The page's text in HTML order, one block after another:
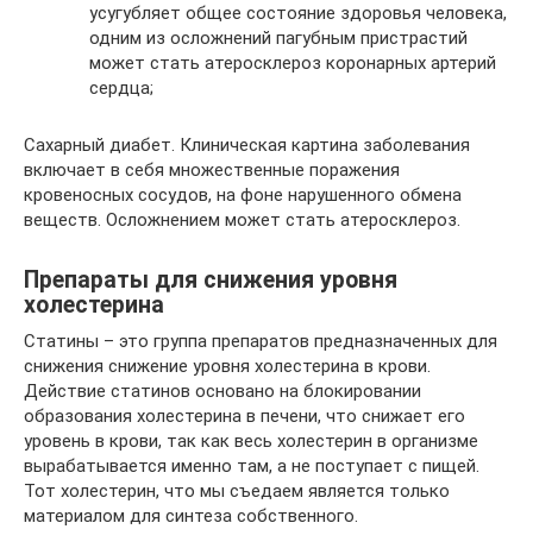
усугубляет общее состояние здоровья человека,
одним из осложнений пагубным пристрастий
может стать атеросклероз коронарных артерий
сердца;
Сахарный диабет. Клиническая картина заболевания
включает в себя множественные поражения
кровеносных сосудов, на фоне нарушенного обмена
веществ. Осложнением может стать атеросклероз.
Препараты для снижения уровня
холестерина
Статины – это группа препаратов предназначенных для
снижения снижение уровня холестерина в крови.
Действие статинов основано на блокировании
образования холестерина в печени, что снижает его
уровень в крови, так как весь холестерин в организме
вырабатывается именно там, а не поступает с пищей.
Тот холестерин, что мы съедаем является только
материалом для синтеза собственного.